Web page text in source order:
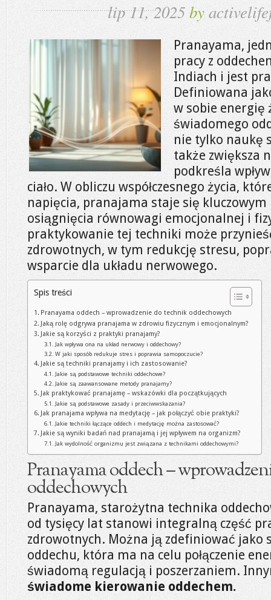
lip 11, 2025by
Pranayama,
pracy z
Indiach i jest
Definiowana
w sobie energię
świadomego
nie tylko naukę
także zwiększa
podkreśla
ciało. W obliczu współczesnego życia,
napięcia, pranajama staje się kluczowym
osiągnięcia równowagi emocjonalnej i
praktykowanie tej techniki może
zdrowotnych, w tym redukcję stresu,
wsparcie dla układu nerwowego.
Spis treści
Pranayama oddech – wprowadzenie do technik oddechowych
Jaką rolę odgrywa pranajama w zdrowiu fizycznym i emocjonalnym?
Jakie są korzyści z praktyki pranajamy?
Jak wpływa ona na układ nerwowy i oddechowy?
W jaki sposób redukuje stres i poprawia samopoczucie?
Jakie są techniki pranajamy i ich zastosowanie?
Jakie są podstawowe techniki oddechowe?
Jakie są zaawansowane metody pranajamy?
Jak praktykować pranajamę – wskazówki dla początkujących
Jakie są podstawowe zasady i przeciwwskazania?
Jak pranajama wpływa na medytację – jak połączyć obie praktyki?
Jakie techniki łączące oddech i medytację można zastosować?
Jakie są wyniki badań nad pranajamą i jej wpływem na organizm?
Jak wydolność organizmu jest związana z technikami oddechowymi?
Pranayama oddech –
oddechowych
Pranayama, starożytna technika
od tysięcy lat stanowi integralną część
zdrowotnych. Można ją zdefiniować jako
oddechu, która ma na celu połączenie
świadomą regulacją i poszerzaniem.
świadome kierowanie oddechem.